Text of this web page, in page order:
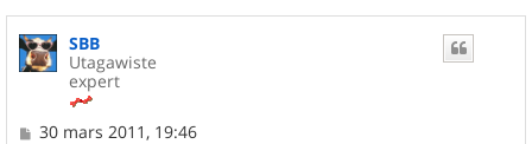
SBB
Utagawiste
expert
M
30 mars 2011, 19:46